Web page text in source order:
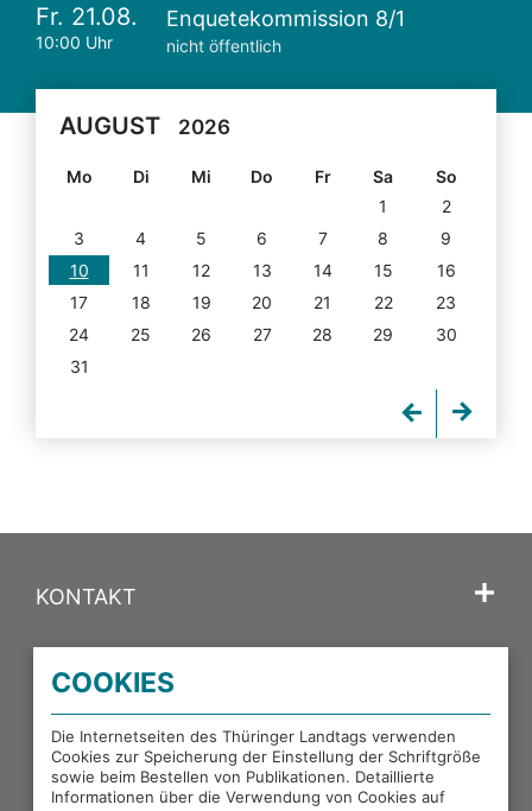
Fr. 21.08.
10:00 Uhr
Enquetekommission 8/1
nicht öffentlich
AUGUST 2026
Mo Di Mi Do Fr Sa
So
1
2
3
4 5 6 7 8
9
10
11 12 13 14 15
16
17
18 19 20 21 22
23
24
25 26 27 28 29
30
31
KONTAKT
PORTALE DES THÜRINGER LANDTAGS
EXTERNE LINKS
COOKIES
Die Internetseiten des Thüringer Landtags verwenden
Cookies zur Speicherung der Einstellung der Schriftgröße
sowie beim Bestellen von Publikationen. Detaillierte
Informationen über die Verwendung von Cookies auf